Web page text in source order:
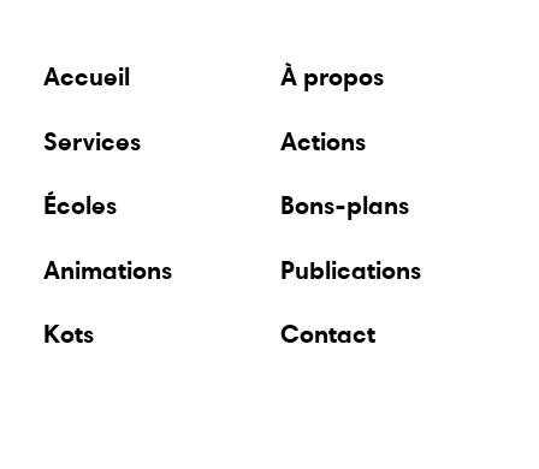
Accueil À propos
Services Actions
Écoles Bons-plans
Animations Publications
Kots Contact